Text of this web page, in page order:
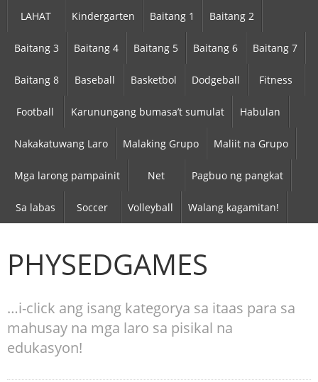
LAHAT Kindergarten Baitang 1 Baitang 2
Baitang 3 Baitang 4 Baitang 5 Baitang 6 Baitang 7
Baitang 8 Baseball Basketbol Dodgeball Fitness
Football Karunungang bumasa’t sumulat Habulan
Nakakatuwang Laro Malaking Grupo Maliit na Grupo
Mga larong pampainit Net Pagbuo ng pangkat
Sa labas Soccer Volleyball Walang kagamitan!
PHYSEDGAMES
…i-click ang isang kategorya sa itaas para sa
mahusay na mga laro sa pisikal na
edukasyon!